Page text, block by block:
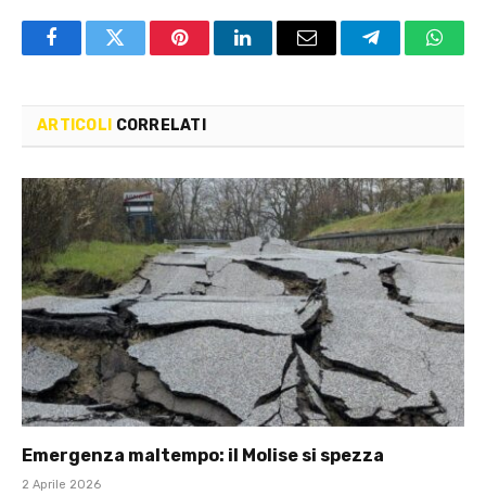
FacebookTwitter PinterestLinkedInEmail Telegram
ARTICOLI CORRELATI
Emergenza maltempo: il Molise si spezza
2 Aprile 2026